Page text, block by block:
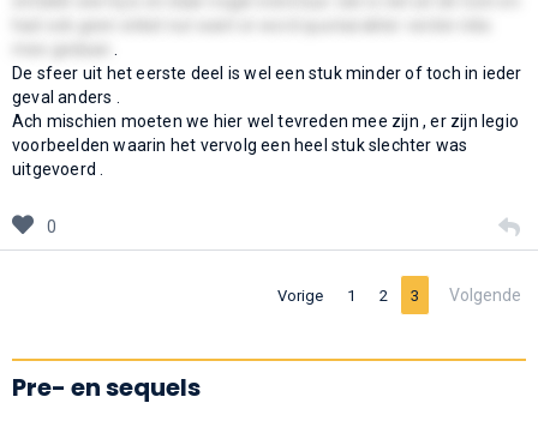
De sfeer uit het eerste deel is wel een stuk minder of toch in ieder
geval anders .
Ach mischien moeten we hier wel tevreden mee zijn , er zijn legio
voorbeelden waarin het vervolg een heel stuk slechter was
uitgevoerd .
0
Vorige 1 2 3 Volgende
Pre- en sequels